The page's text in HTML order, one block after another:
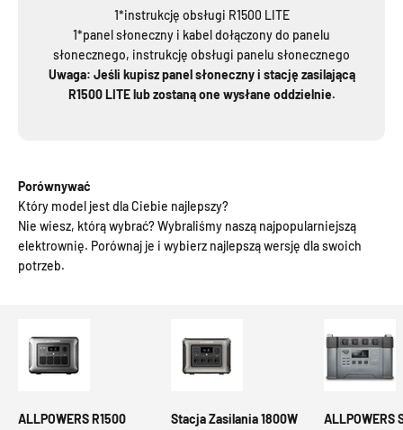
1*instrukcję obsługi R1500 LITE
1*panel słoneczny i kabel dołączony do panelu
słonecznego, instrukcję obsługi panelu słonecznego
Uwaga: Jeśli kupisz panel słoneczny i stację zasilającą
R1500 LITE lub zostaną one wysłane oddzielnie.
Porównywać
Który model jest dla Ciebie najlepszy?
Nie wiesz, którą wybrać? Wybraliśmy naszą najpopularniejszą
elektrownię. Porównaj je i wybierz najlepszą wersję dla swoich
potrzeb.
ALLPOWERS R1500
Stacja Zasilania 1800W
ALLPOWERS